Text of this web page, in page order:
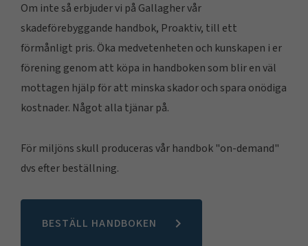
Om inte så erbjuder vi på Gallagher vår
skadeförebyggande handbok, Proaktiv, till ett
förmånligt pris. Öka medvetenheten och kunskapen i er
förening genom att köpa in handboken som blir en väl
mottagen hjälp för att minska skador och spara onödiga
kostnader. Något alla tjänar på.
För miljöns skull produceras vår handbok "on-demand"
dvs efter beställning.
BESTÄLL HANDBOKEN